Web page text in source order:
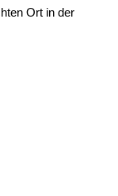
Ort in der